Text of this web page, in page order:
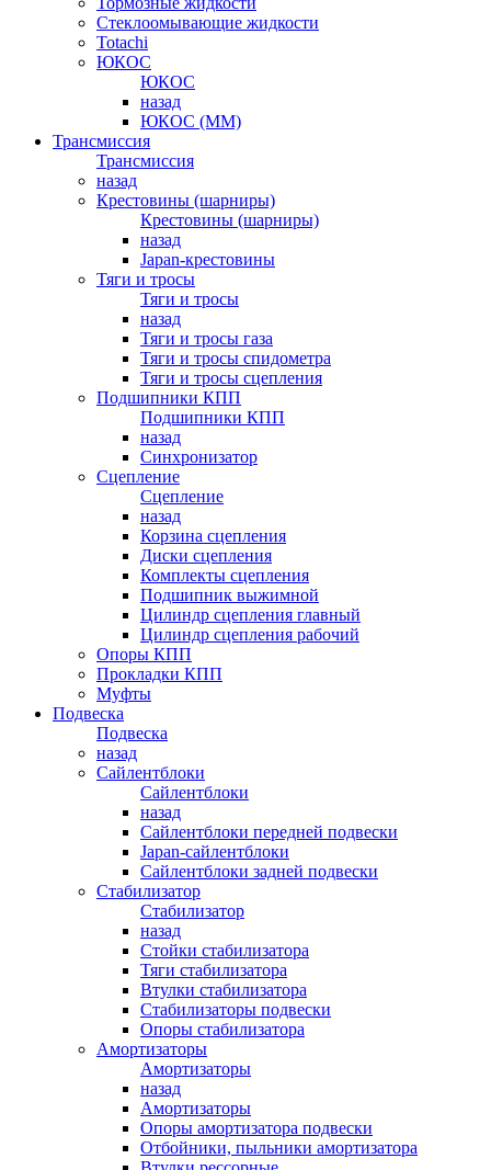
Стеклоомывающие жидкости
Totachi
ЮКОС
ЮКОС
назад
ЮКОС (ММ)
Трансмиссия
Трансмиссия
назад
Крестовины (шарниры)
Крестовины (шарниры)
назад
Japan-крестовины
Тяги и тросы
Тяги и тросы
назад
Тяги и тросы газа
Тяги и тросы спидометра
Тяги и тросы сцепления
Подшипники КПП
Подшипники КПП
назад
Синхронизатор
Сцепление
Сцепление
назад
Корзина сцепления
Диски сцепления
Комплекты сцепления
Подшипник выжимной
Цилиндр сцепления главный
Цилиндр сцепления рабочий
Опоры КПП
Прокладки КПП
Муфты
Подвеска
Подвеска
назад
Сайлентблоки
Сайлентблоки
назад
Сайлентблоки передней подвески
Japan-сайлентблоки
Сайлентблоки задней подвески
Стабилизатор
Стабилизатор
назад
Стойки стабилизатора
Тяги стабилизатора
Втулки стабилизатора
Стабилизаторы подвески
Опоры стабилизатора
Амортизаторы
Амортизаторы
назад
Амортизаторы
Опоры амортизатора подвески
Отбойники, пыльники амортизатора